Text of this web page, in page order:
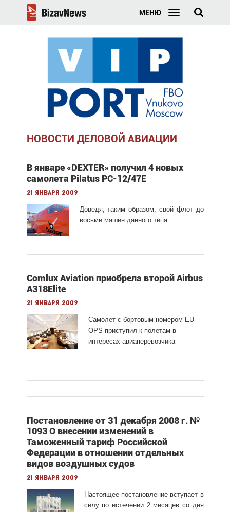
МЕНЮ
НОВОСТИ ДЕЛОВОЙ АВИАЦИИ
В январе «DEXTER» получил 4 новых
самолета Pilatus PC-12/47E
21 января 2009
Доведя, таким образом, свой флот до
восьми машин данного типа.
Comlux Aviation приобрела второй Airbus
A318Elite
21 января 2009
Самолет с бортовым номером EU-
OPS приступил к полетам в
интересах авиаперевозчика
Постановление от 31 декабря 2008 г. №
1093 О внесении изменений в
Таможенный тариф Российской
Федерации в отношении отдельных
видов воздушных судов
21 января 2009
Настоящее постановление вступает в
силу по истечении 2 месяцев со дня